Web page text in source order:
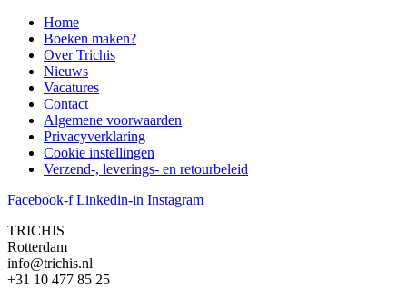
Home
Boeken maken?
Over Trichis
Nieuws
Vacatures
Contact
Algemene voorwaarden
Privacyverklaring
Cookie instellingen
Verzend-, leverings- en retourbeleid
Facebook-f Linkedin-in Instagram
TRICHIS
Rotterdam
info@trichis.nl
+31 10 477 85 25